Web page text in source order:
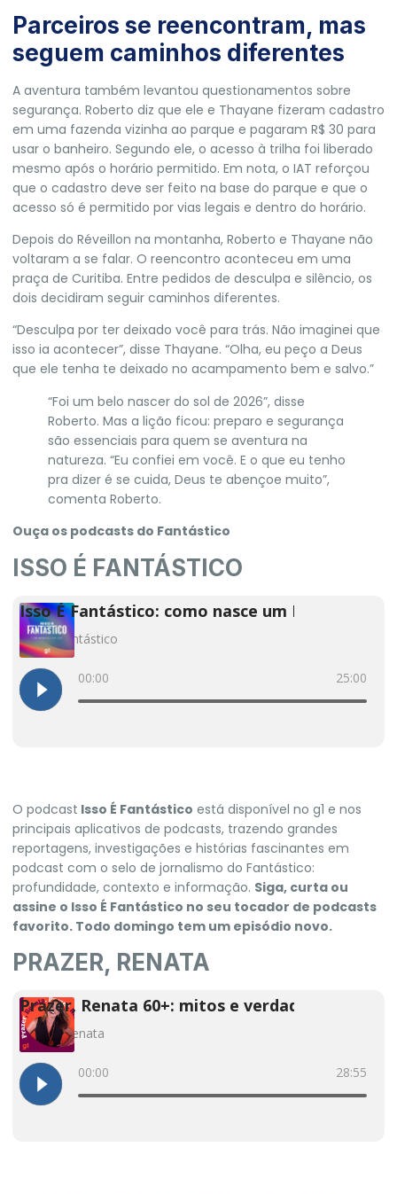
Parceiros se reencontram, mas
seguem caminhos diferentes
A aventura também levantou questionamentos sobre
segurança. Roberto diz que ele e Thayane fizeram cadastro
em uma fazenda vizinha ao parque e pagaram R$ 30 para
usar o banheiro. Segundo ele, o acesso à trilha foi liberado
mesmo após o horário permitido. Em nota, o IAT reforçou
que o cadastro deve ser feito na base do parque e que o
acesso só é permitido por vias legais e dentro do horário.
Depois do Réveillon na montanha, Roberto e Thayane não
voltaram a se falar. O reencontro aconteceu em uma
praça de Curitiba. Entre pedidos de desculpa e silêncio, os
dois decidiram seguir caminhos diferentes.
“Desculpa por ter deixado você para trás. Não imaginei que
isso ia acontecer”, disse Thayane. “Olha, eu peço a Deus
que ele tenha te deixado no acampamento bem e salvo.”
“Foi um belo nascer do sol de 2026”, disse
Roberto. Mas a lição ficou: preparo e segurança
são essenciais para quem se aventura na
natureza. “Eu confiei em você. E o que eu tenho
pra dizer é se cuida, Deus te abençoe muito”,
comenta Roberto.
Ouça os podcasts do Fantástico
ISSO É FANTÁSTICO
O podcast Isso É Fantástico está disponível no g1 e nos
principais aplicativos de podcasts, trazendo grandes
reportagens, investigações e histórias fascinantes em
podcast com o selo de jornalismo do Fantástico:
profundidade, contexto e informação. Siga, curta ou
assine o Isso É Fantástico no seu tocador de podcasts
favorito. Todo domingo tem um episódio novo.
PRAZER, RENATA